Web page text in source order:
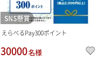
SNS懸賞
えらべるPay300ポイント
30000名様